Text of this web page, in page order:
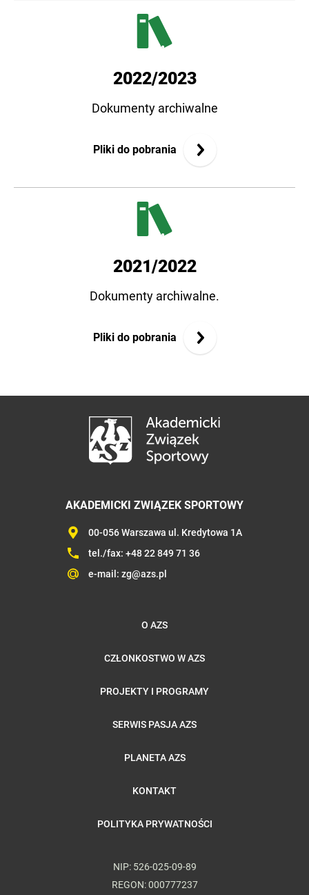
2022/2023
Dokumenty archiwalne
Pliki do pobrania
2021/2022
Dokumenty archiwalne.
Pliki do pobrania
AKADEMICKI ZWIĄZEK SPORTOWY
00-056 Warszawa ul. Kredytowa 1A
tel./fax: +48 22 849 71 36
e-mail: zg@azs.pl
O AZS
CZŁONKOSTWO W AZS
PROJEKTY I PROGRAMY
SERWIS PASJA AZS
PLANETA AZS
KONTAKT
POLITYKA PRYWATNOŚCI
NIP: 526-025-09-89
REGON: 000777237